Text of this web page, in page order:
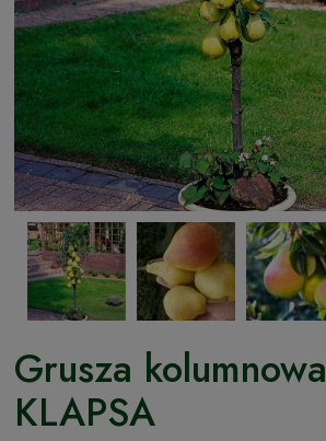
Grusza kolumnowa
KLAPSA